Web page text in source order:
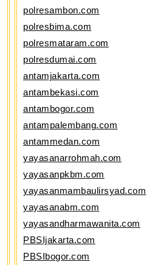
polresambon.com
polresbima.com
polresmataram.com
polresdumai.com
antamjakarta.com
antambekasi.com
antambogor.com
antampalembang.com
antammedan.com
yayasanarrohmah.com
yayasanpkbm.com
yayasanmambaulirsyad.com
yayasanabm.com
yayasandharmawanita.com
PBSIjakarta.com
PBSIbogor.com